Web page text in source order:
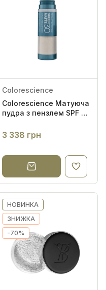
Colorescience
Colorescience Матуюча
пудра з пензлем SPF 30
Protection
3 338 грн
НОВИНКА
ЗНИЖКА
-70%